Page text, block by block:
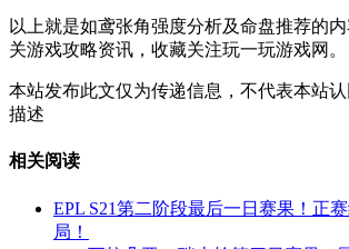
以上就是如鸢张角强度分析及命盘推荐的
关游戏攻略资讯，收藏关注玩一玩游戏网。
本站发布此文仅为传递信息，不代表本站
描述
相关阅读
EPL S21第二阶段最后一日赛果！正
局！